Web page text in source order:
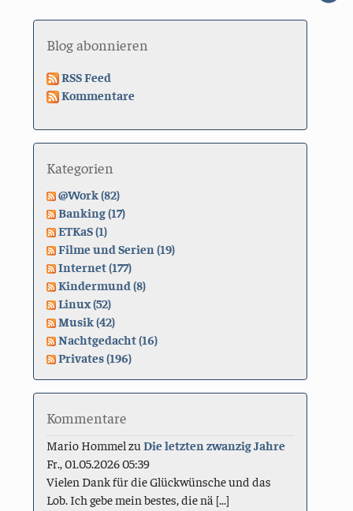
Blog abonnieren
RSS Feed
Kommentare
Kategorien
@Work (82)
Banking (17)
ETKaS (1)
Filme und Serien (19)
Internet (177)
Kindermund (8)
Linux (52)
Musik (42)
Nachtgedacht (16)
Privates (196)
Kommentare
Mario Hommel zuDie letzten zwanzig Jahre
Fr., 01.05.2026 05:39
Vielen Dank für die Glückwünsche und das
Lob. Ich gebe mein bestes, die nä [...]